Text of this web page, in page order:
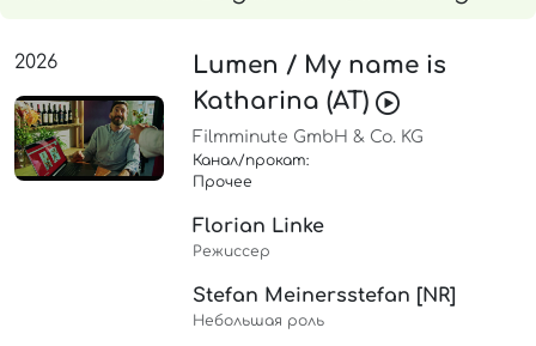
2026
Lumen / My name is
Katharina (AT)
Filmminute GmbH & Co. KG
Канал/прокат:
Прочее
Florian Linke
Режиссер
Stefan Meinersstefan [NR]
Небольшая роль